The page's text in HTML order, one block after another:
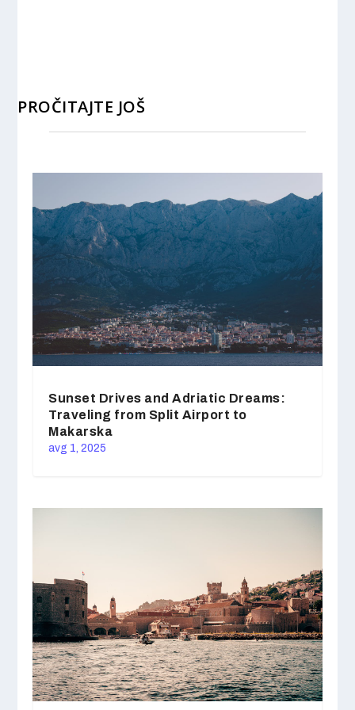
PROČITAJTE JOŠ
Sunset Drives and Adriatic Dreams:
Traveling from Split Airport to
Makarska
avg 1, 2025